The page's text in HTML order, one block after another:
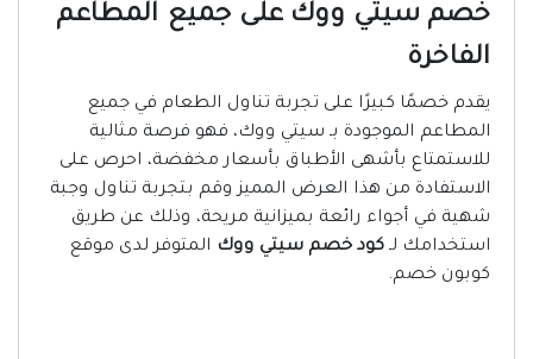
خصم سيتي ووك على جميع المطاعم
الفاخرة
يقدم خصمًا كبيرًا على تجربة تناول الطعام في جميع
المطاعم الموجودة بـ سيتي ووك، فهو فرصة مثالية
للاستمتاع بأشهى الأطباق بأسعار مخفضة، احرص على
الاستفادة من هذا العرض المميز وقم بتجربة تناول وجبة
شهية في أجواء رائعة بميزانية مريحة، وذلك عن طريق
استخدامك لـ كود خصم سيتي ووك المتوفر لدى موقع
كوبون خصم.